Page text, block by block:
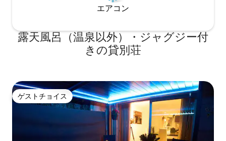
エアコン
露天風呂（温泉以外）・ジャグジー付
きの貸別荘
ゲストチョイス
ゲストチョイス